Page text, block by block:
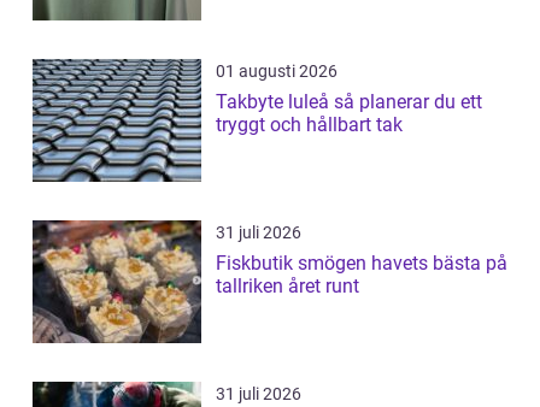
01 augusti 2026
Takbyte luleå så planerar du ett
tryggt och hållbart tak
31 juli 2026
Fiskbutik smögen havets bästa på
tallriken året runt
31 juli 2026